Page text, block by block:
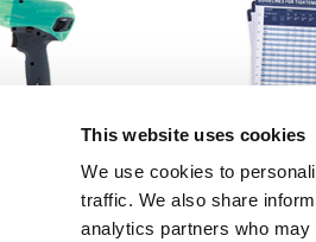
This website uses cookies
We use cookies to
traffic. We also share
analytics partners who may